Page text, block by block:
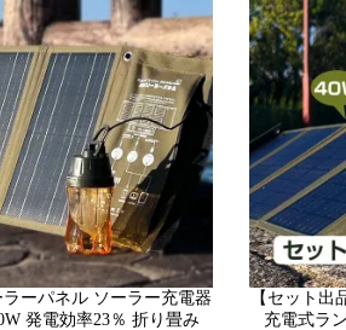
ラーパネル ソーラー充電器
発電効率23％ 折り畳み
【セット
充電式ラ